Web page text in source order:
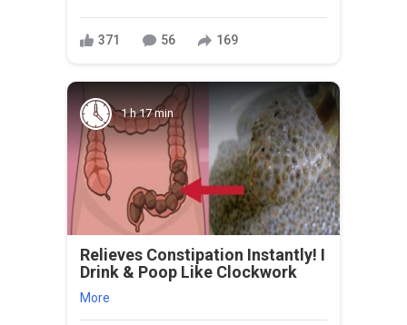
371 56 169
1 h 17 min
Relieves Constipation Instantly! I
Drink & Poop Like Clockwork
More